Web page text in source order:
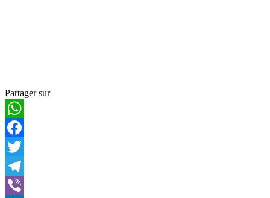
Partager sur
WhatsApp
Facebook
Twitter
Telegram